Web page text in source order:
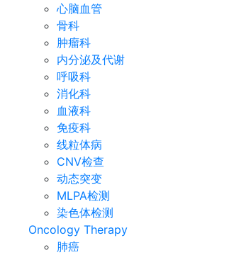
心脑血管
骨科
肿瘤科
内分泌及代谢
呼吸科
消化科
血液科
免疫科
线粒体病
CNV检查
动态突变
MLPA检测
染色体检测
Oncology Therapy
肺癌